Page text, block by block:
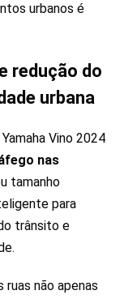
urbanos é
redução do
urbana
Vino 2024
nas
tamanho
para
trânsito e
ruas não apenas